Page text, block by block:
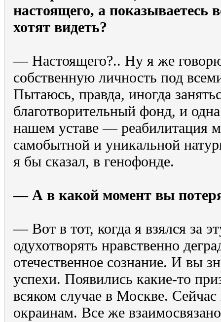
настоящего, а показываетесь
хотят видеть?
— Настоящего?.. Ну я же
собственную личность под
Пытаюсь, правда, иногда
благотворительный фонд, и
нашем уставе — реабилитация
самобытной и уникальной
я бы сказал, в генофонде.
— А в какой момент вы
— Вот в тот, когда я взялся за
одухотворять нравственно
отечественное сознание. И вы
успехи. Появились какие-то
всяком случае в Москве.
окраинам. Все же